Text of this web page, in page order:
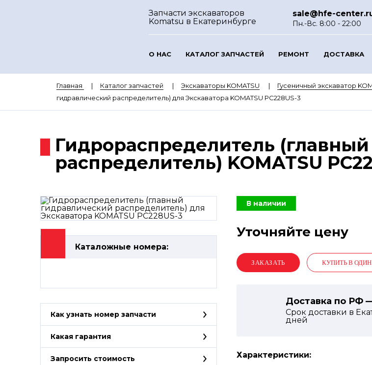
Запчасти экскаваторов
Komatsu в Екатеринбурге
sale@hfe-
Пн.-Вс. 8:00 - 22:00
О НАС КАТАЛОГ ЗАПЧАСТЕЙ РЕМОНТ ДОСТАВКА
Главная Каталог запчастей Экскаваторы KOMATSU Гусеничный экскаватор
гидравлический распределитель) для Экскаватора KOMATSU PC228US-3
Гидрораспределитель
распределитель) KOMATSU
Каталожные номера:
Как узнать номер запчасти
Какая гарантия
Запросить стоимость
В наличии
Уточняйте цену
КУПИТЬ В
Доставка по РФ
Срок доставки в
дней
Характеристики: